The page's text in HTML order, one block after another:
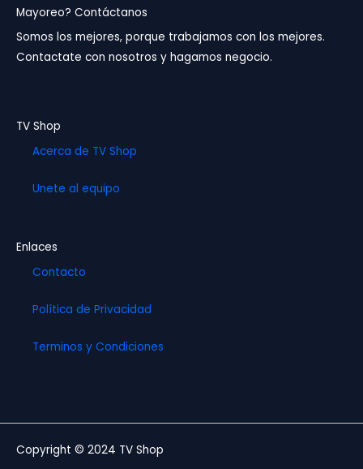
b
o
o
k
g
r
a
b
e
Mayoreo? Contáctanos
Somos los mejores, porque trabajamos con los mejores.
Contactate con nosotros y hagamos negocio.
TV Shop
Acerca de TV Shop
Unete al equipo
Enlaces
Contacto
Política de Privacidad
Terminos y Condiciones
Copyright © 2024 TV Shop